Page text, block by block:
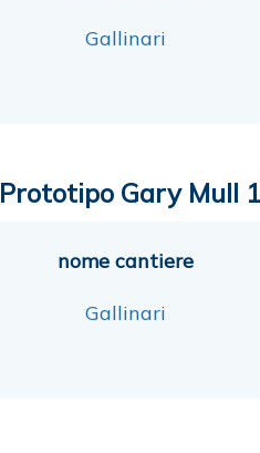
Gallinari
Prototipo Gary Mull
nome cantiere
Gallinari